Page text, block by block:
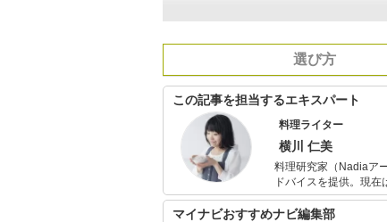
選び方
この記事を担当するエキスパート
料理ライター
横川 仁美
料理研究家（Nadiaア
ドバイスを提供。現
を入れ、企業のブラン
役割を果たしている。
マイナビおすすめナビ編集部